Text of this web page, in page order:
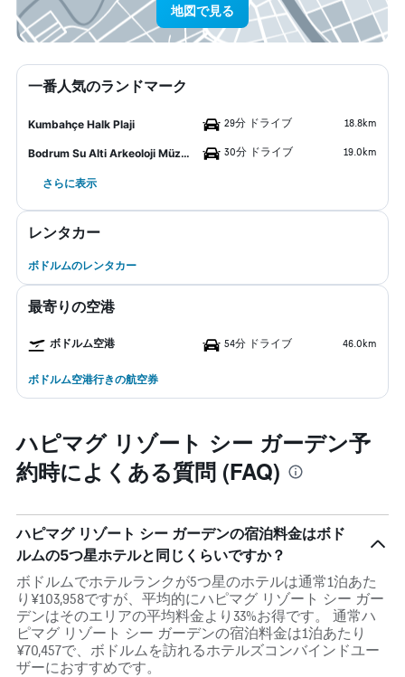
地図で見る
一番人気のランドマーク
Kumbahçe Halk Plaji 29分 ドライブ 18.8km
Bodrum Su Alti Arkeoloji Müzesi 30分 ドライブ 19.0km
さらに表示
レンタカー
ボドルムのレンタカー
最寄りの空港
ボドルム空港 54分 ドライブ 46.0km
ボドルム空港行きの航空券
ハピマグ リゾート シー ガーデン予
約時によくある質問 (FAQ)
ハピマグ リゾート シー ガーデンの宿泊料金はボド
ルムの5つ星ホテルと同じくらいですか？
ボドルムでホテルランクが5つ星のホテルは通常1泊あた
り¥103,958ですが、平均的にハピマグ リゾート シー ガー
デンはそのエリアの平均料金より33%お得です。 通常ハ
ピマグ リゾート シー ガーデンの宿泊料金は1泊あたり
¥70,457で、ボドルムを訪れるホテルズコンバインドユー
ザーにおすすめです。